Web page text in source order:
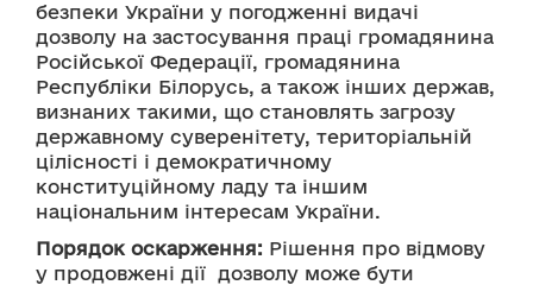
безпеки України у погодженні видачі
дозволу на застосування праці громадянина
Російської Федерації, громадянина
Республіки Білорусь, а також інших держав,
визнаних такими, що становлять загрозу
державному суверенітету, територіальній
цілісності і демократичному
конституційному ладу та іншим
національним інтересам України.
Порядок оскарження: Рішення про відмову
у продовжені дії  дозволу може бути